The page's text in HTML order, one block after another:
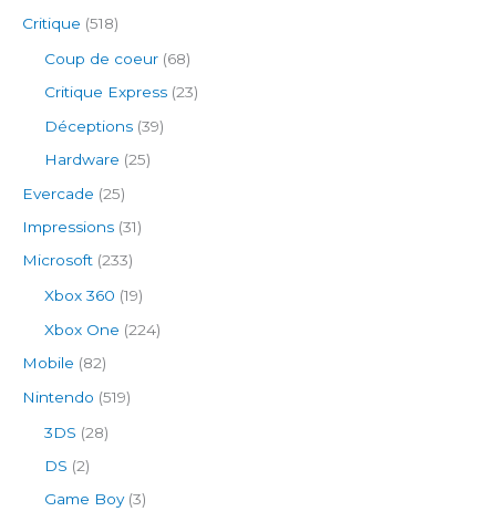
Critique (518)
Coup de coeur (68)
Critique Express (23)
Déceptions (39)
Hardware (25)
Evercade (25)
Impressions (31)
Microsoft (233)
Xbox 360 (19)
Xbox One (224)
Mobile (82)
Nintendo (519)
3DS (28)
DS (2)
Game Boy(3)